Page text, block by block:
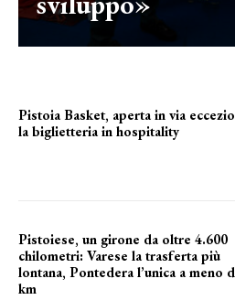
Pistoia Basket, aperta in via
la biglietteria in hospitality
Pistoiese, un girone da oltre 4.600
chilometri: Varese la trasferta più
lontana, Pontedera l’unica a meno
km